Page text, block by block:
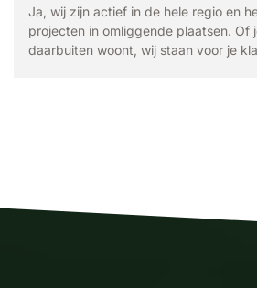
Ja, wij zijn actief in de hele regio en
projecten in omliggende plaatsen. Of
daarbuiten woont, wij staan voor je